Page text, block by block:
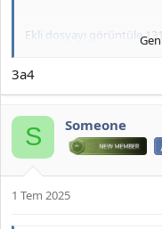
Ekli dosyayı görüntüle
srocave'i takipte kalın.
3a4
S Someone
1 Tem 2025